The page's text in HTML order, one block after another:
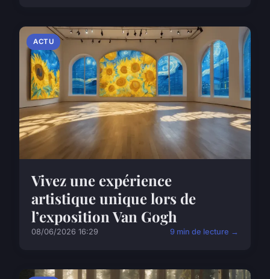
ACTU
Vivez une expérience
artistique unique lors de
l’exposition Van Gogh
08/06/2026 16:29 9 min de lecture →